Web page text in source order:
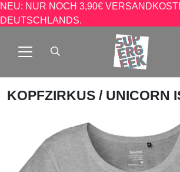
NEU: NUR NOCH 3,90€
DEUTSCHLANDS.
KOPFZIRKUS / UNICORN